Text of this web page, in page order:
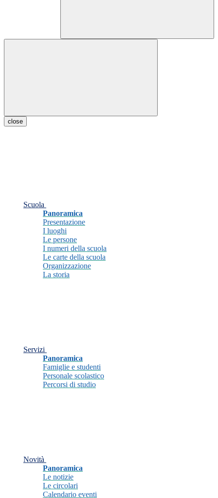
close
Scuola
Panoramica
Presentazione
I luoghi
Le persone
I numeri della scuola
Le carte della scuola
Organizzazione
La storia
Servizi
Panoramica
Famiglie e studenti
Personale scolastico
Percorsi di studio
Novità
Panoramica
Le notizie
Le circolari
Calendario eventi